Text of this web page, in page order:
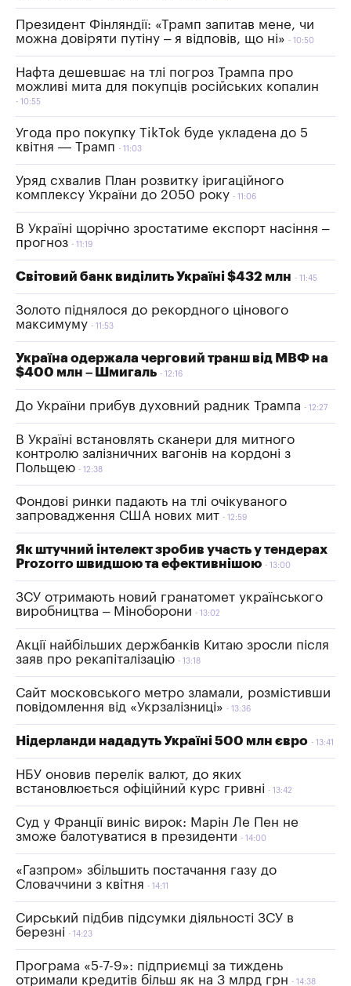
Президент Фінляндії: «Трамп запитав мене, чи
можна довіряти путіну – я відповів, що ні»
10:50
Нафта дешевшає на тлі погроз Трампа про
можливі мита для покупців російських копалин
10:55
Угода про покупку TikTok буде укладена до 5
квітня — Трамп
11:03
Уряд схвалив План розвитку іригаційного
комплексу України до 2050 року
11:06
В Україні щорічно зростатиме експорт насіння –
прогноз
11:19
Світовий банк виділить Україні $432 млн 11:45
Золото піднялося до рекордного цінового
максимуму
11:53
Україна одержала черговий транш від МВФ на
$400 млн – Шмигаль
12:16
До України прибув духовний радник Трампа 12:27
В Україні встановлять сканери для митного
контролю залізничних вагонів на кордоні з
Польщею
12:38
Фондові ринки падають на тлі очікуваного
запровадження США нових мит
12:59
Як штучний інтелект зробив участь у тендерах
Prozorro швидшою та ефективнішою
13:00
ЗСУ отримають новий гранатомет українського
виробництва – Міноборони
13:02
Акції найбільших держбанків Китаю зросли після
заяв про рекапіталізацію
13:18
Сайт московського метро зламали, розмістивши
повідомлення від «Укрзалізниці»
13:36
Нідерланди нададуть Україні 500 млн євро 13:41
НБУ оновив перелік валют, до яких
встановлюється офіційний курс гривні
13:42
Суд у Франції виніс вирок: Марін Ле Пен не
зможе балотуватися в президенти
14:00
«Газпром» збільшить постачання газу до
Словаччини з квітня
14:11
Сирський підбив підсумки діяльності ЗСУ в
березні
14:23
Програма «5-7-9»: підприємці за тиждень
отримали кредитів більш як на 3 млрд грн
14:38